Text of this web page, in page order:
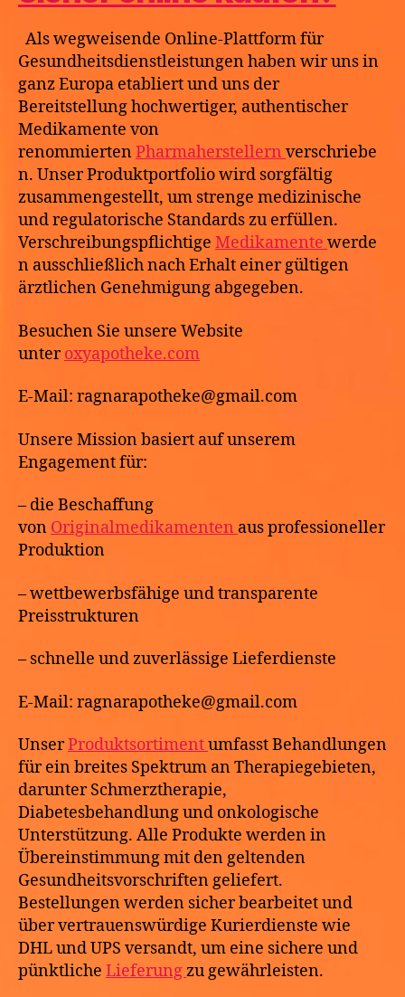
Als wegweisende Online-Plattform für
Gesundheitsdienstleistungen haben wir uns in
ganz Europa etabliert und uns der
Bereitstellung hochwertiger, authentischer
Medikamente von
renommiertenPharmaherstellern verschriebe
n. Unser Produktportfolio wird sorgfältig
zusammengestellt, um strenge medizinische
und regulatorische Standards zu erfüllen.
Verschreibungspflichtige Medikamente werde
n ausschließlich nach Erhalt einer gültigen
ärztlichen Genehmigung abgegeben.
Besuchen Sie unsere Website
unteroxyapotheke.com
E-Mail: ragnarapotheke@gmail.com
Unsere Mission basiert auf unserem
Engagement für:
– die Beschaffung
von Originalmedikamenten aus professioneller
Produktion
– wettbewerbsfähige und transparente
Preisstrukturen
– schnelle und zuverlässige Lieferdienste
E-Mail: ragnarapotheke@gmail.com
UnserProduktsortimentumfasst Behandlungen
für ein breites Spektrum an Therapiegebieten,
darunter Schmerztherapie,
Diabetesbehandlung und onkologische
Unterstützung. Alle Produkte werden in
Übereinstimmung mit den geltenden
Gesundheitsvorschriften geliefert.
Bestellungen werden sicher bearbeitet und
über vertrauenswürdige Kurierdienste wie
DHL und UPS versandt, um eine sichere und
pünktliche Lieferungzu gewährleisten.